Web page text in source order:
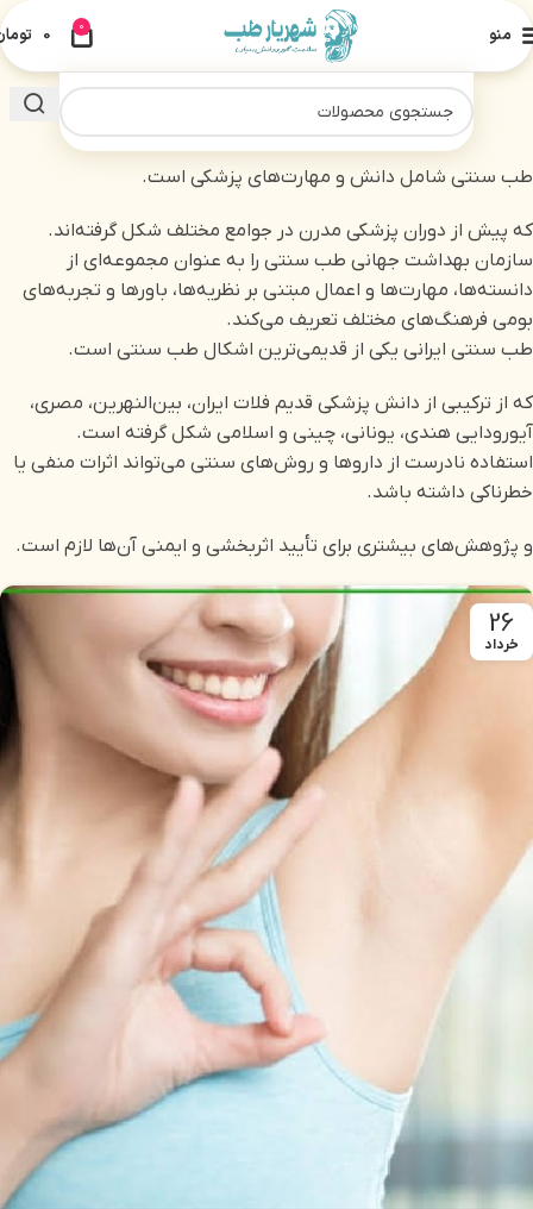
منو 0
0
طب سنتی شامل دانش و مهارت‌های پزشکی است.
که پیش از دوران پزشکی مدرن در جوامع مختلف شکل گرفته‌اند.
سازمان بهداشت جهانی طب سنتی را به عنوان مجموعه‌ای از
دانسته‌ها، مهارت‌ها و اعمال مبتنی بر نظریه‌ها، باورها و تجربه‌های
بومی فرهنگ‌های مختلف تعریف می‌کند.
طب سنتی ایرانی یکی از قدیمی‌ترین اشکال طب سنتی است.
که از ترکیبی از دانش پزشکی قدیم فلات ایران، بین‌النهرین، مصری،
آیورودایی هندی، یونانی، چینی و اسلامی شکل گرفته است.
استفاده نادرست از داروها و روش‌های سنتی می‌تواند اثرات منفی یا
خطرناکی داشته باشد.
و پژوهش‌های بیشتری برای تأیید اثربخشی و ایمنی آن‌ها لازم است.
26
خرداد